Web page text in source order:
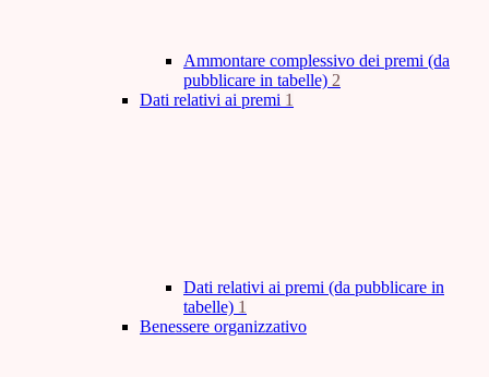
Ammontare complessivo dei premi (da
pubblicare in tabelle) 2
Dati relativi ai premi 1
Dati relativi ai premi (da pubblicare in
tabelle) 1
Benessere organizzativo